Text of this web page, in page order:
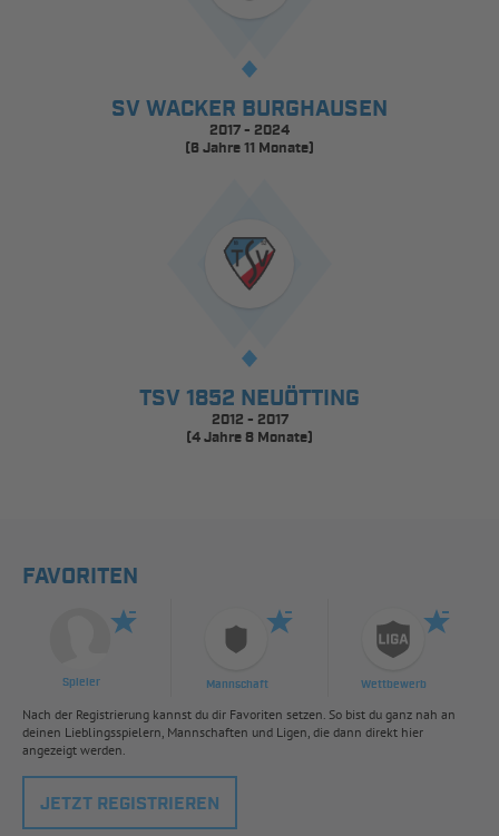
SV WACKER BURGHAUSEN
2017 - 2024
(6 Jahre 11 Monate)
TSV 1852 NEUÖTTING
2012 - 2017
(4 Jahre 8 Monate)
FAVORITEN
Spieler Mannschaft Wettbewerb
Nach der Registrierung kannst du dir Favoriten setzen. So bist du ganz nah an
deinen Lieblingsspielern, Mannschaften und Ligen, die dann direkt hier
angezeigt werden.
JETZT REGISTRIEREN